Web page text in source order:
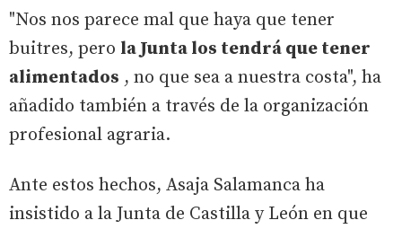
"Nos nos parece mal que haya que tener
buitres, pero la Junta los tendrá que tener
alimentados , no que sea a nuestra costa", ha
añadido también a través de la organización
profesional agraria.
Ante estos hechos, Asaja Salamanca ha
insistido a la Junta de Castilla y León en que